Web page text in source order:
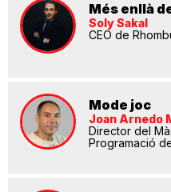
Més enllà
Soly Sakal
CEO de
Mode joc
Joan Arnedo
Director del
Programació